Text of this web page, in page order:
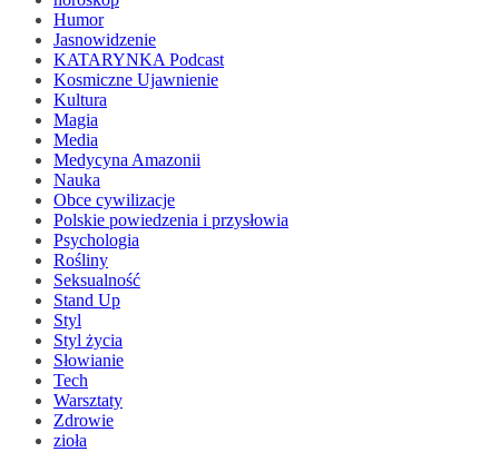
Humor
Jasnowidzenie
KATARYNKA Podcast
Kosmiczne Ujawnienie
Kultura
Magia
Media
Medycyna Amazonii
Nauka
Obce cywilizacje
Polskie powiedzenia i przysłowia
Psychologia
Rośliny
Seksualność
Stand Up
Styl
Styl życia
Słowianie
Tech
Warsztaty
Zdrowie
zioła